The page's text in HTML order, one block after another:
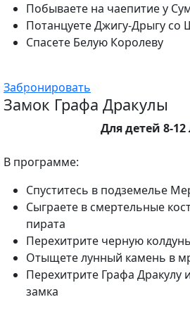
Побываете на чаепитие у
Потанцуете Джигу-Дрыгу со
Спасете Белую Королеву
Забронировать
Замок Графа Дракулы
Для детей 8-12
В программе:
Спуститесь в подземелье
Сыграете в смертельные
пирата
Перехитрите черную
Отыщете лунный камень в
Перехитрите Графа Дракулу
замка